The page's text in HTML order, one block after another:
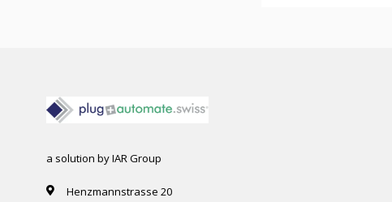
a solution by IAR Group
Henzmannstrasse 20